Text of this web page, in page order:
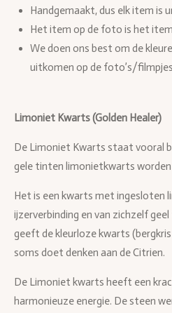
Handgemaakt, dus elk item is
Het item op de foto is het
We doen ons best om de
uitkomen op de foto’s/
Limoniet Kwarts (Golden Healer)
De Limoniet Kwarts staat vooral
gele tinten limonietkwarts
Het is een kwarts met ingesloten
ijzerverbinding en van zichzelf
geeft de kleurloze kwarts
soms doet denken aan de Citrien.
De Limoniet kwarts heeft een
harmonieuze energie. De steen